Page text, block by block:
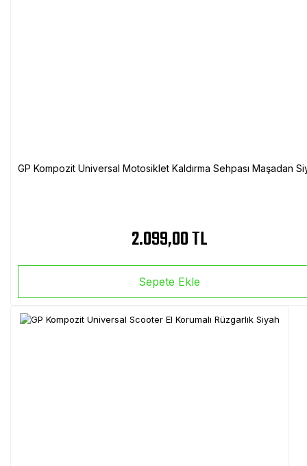
GP Kompozit Universal Motosiklet Kaldırma Sehpası Maşadan
2.099,00 TL
Sepete Ekle